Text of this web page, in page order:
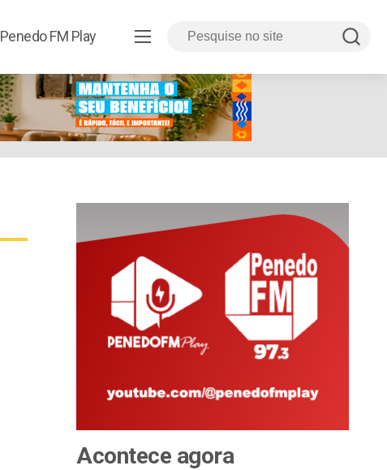
Penedo FM Play
Acontece agora